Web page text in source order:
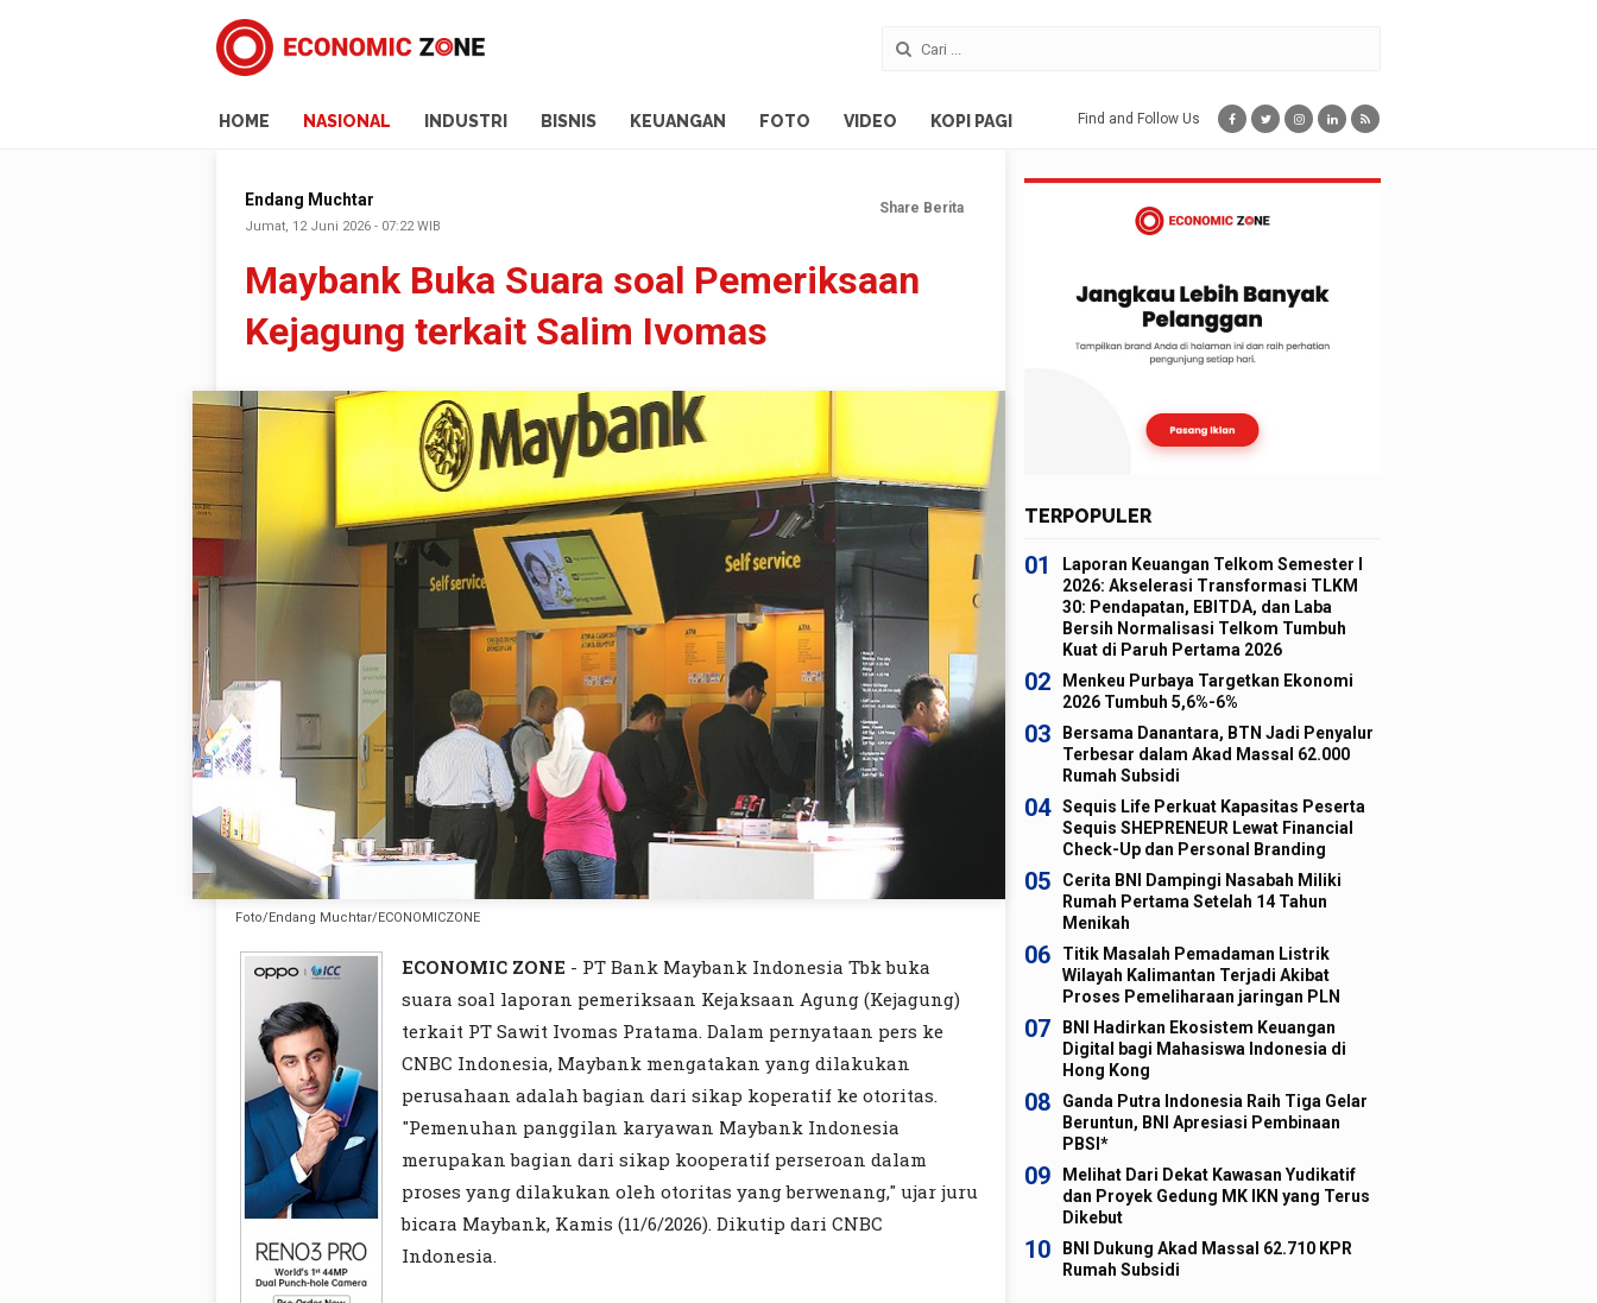
HOME NASIONAL INDUSTRI BISNIS KEUANGAN FOTO VIDEO KOPI PAGI Find and Follow Us
Endang Muchtar
Jumat, 12 Juni 2026 - 07:22 WIB
Share Berita
Maybank Buka Suara soal Pemeriksaan
Kejagung terkait Salim Ivomas
Foto/Endang Muchtar/ECONOMICZONE
ECONOMIC ZONE - PT Bank Maybank Indonesia Tbk buka
suara soal laporan pemeriksaan Kejaksaan Agung (Kejagung)
terkait PT Sawit Ivomas Pratama. Dalam pernyataan pers ke
CNBC Indonesia, Maybank mengatakan yang dilakukan
perusahaan adalah bagian dari sikap koperatif ke otoritas.
"Pemenuhan panggilan karyawan Maybank Indonesia
merupakan bagian dari sikap kooperatif perseroan dalam
proses yang dilakukan oleh otoritas yang berwenang," ujar juru
bicara Maybank, Kamis (11/6/2026). Dikutip dari CNBC
Indonesia.
TERPOPULER
01
Laporan Keuangan Telkom Semester I
2026: Akselerasi Transformasi TLKM
30: Pendapatan, EBITDA, dan Laba
Bersih Normalisasi Telkom Tumbuh
Kuat di Paruh Pertama 2026
02
Menkeu Purbaya Targetkan Ekonomi
2026 Tumbuh 5,6%-6%
03
Bersama Danantara, BTN Jadi Penyalur
Terbesar dalam Akad Massal 62.000
Rumah Subsidi
04
Sequis Life Perkuat Kapasitas Peserta
Sequis SHEPRENEUR Lewat Financial
Check-Up dan Personal Branding
05
Cerita BNI Dampingi Nasabah Miliki
Rumah Pertama Setelah 14 Tahun
Menikah
06
Titik Masalah Pemadaman Listrik
Wilayah Kalimantan Terjadi Akibat
Proses Pemeliharaan jaringan PLN
07
BNI Hadirkan Ekosistem Keuangan
Digital bagi Mahasiswa Indonesia di
Hong Kong
08
Ganda Putra Indonesia Raih Tiga Gelar
Beruntun, BNI Apresiasi Pembinaan
PBSI*
09
Melihat Dari Dekat Kawasan Yudikatif
dan Proyek Gedung MK IKN yang Terus
Dikebut
10
BNI Dukung Akad Massal 62.710 KPR
Rumah Subsidi